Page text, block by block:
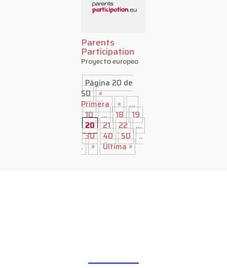
Parents
Participation
Proyecto europeo
Página 20 de
50
«
Primera
«
...
10
... 18
19
20
21 22
...
30
40 50
..
.
» Última »